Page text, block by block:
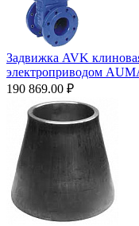
Задвижка AVK
электроприводом
190 869.00 ₽